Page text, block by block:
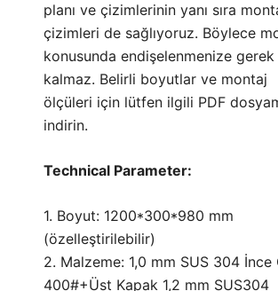
planı ve çizimlerinin yanı sıra
çizimleri de sağlıyoruz. Böylece
konusunda endişelenmenize gerek
kalmaz. Belirli boyutlar ve montaj
ölçüleri için lütfen ilgili PDF
indirin.
Technical Parameter:
1. Boyut: 1200*300*980 mm
(özelleştirilebilir)
2. Malzeme: 1,0 mm SUS 304 İnce
400#+Üst Kapak 1,2 mm SUS304